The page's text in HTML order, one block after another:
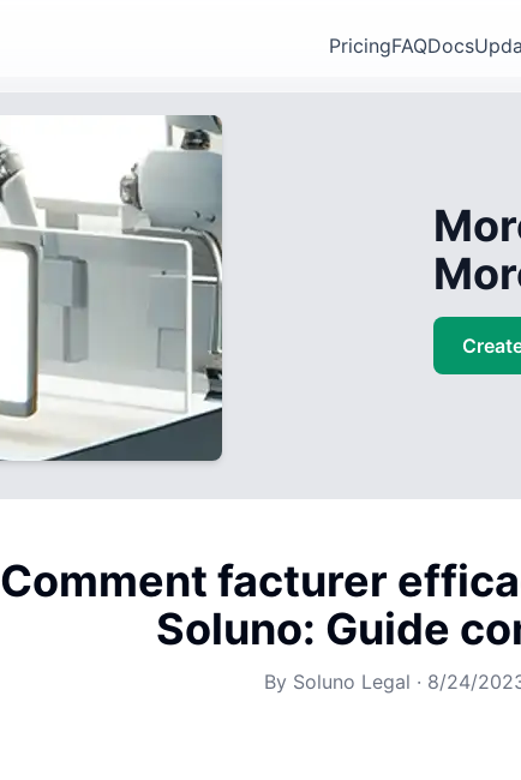
PricingFAQDocs
Comment facturer
Soluno: Guide
By Soluno Legal · 8/24/